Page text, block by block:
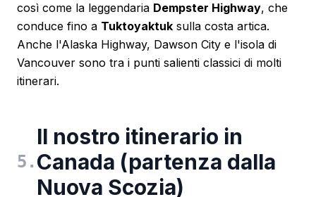
così come la leggendaria Dempster Highway, che
conduce fino a Tuktoyaktuk sulla costa artica.
Anche l'Alaska Highway, Dawson City e l'isola di
Vancouver sono tra i punti salienti classici di molti
itinerari.
5 .
Il nostro itinerario in
Canada (partenza dalla
Nuova Scozia)